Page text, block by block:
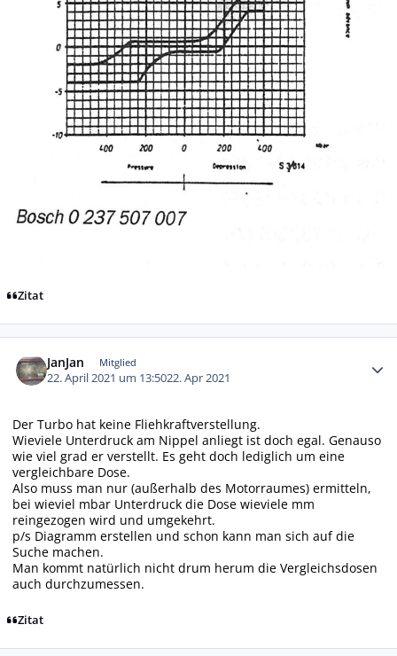
Zitat
JanJan Mitglied
22. April 2021 um 13:5022. Apr 2021
Der Turbo hat keine Fliehkraftverstellung.
Wieviele Unterdruck am Nippel anliegt ist doch egal. Genauso
wie viel grad er verstellt. Es geht doch lediglich um eine
vergleichbare Dose.
Also muss man nur (außerhalb des Motorraumes) ermitteln,
bei wieviel mbar Unterdruck die Dose wieviele mm
reingezogen wird und umgekehrt.
p/s Diagramm erstellen und schon kann man sich auf die
Suche machen.
Man kommt natürlich nicht drum herum die Vergleichsdosen
auch durchzumessen.
Zitat